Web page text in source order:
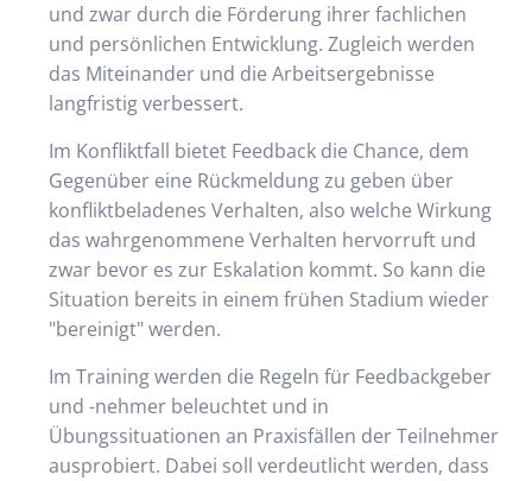
und zwar durch die Förderung ihrer fachlichen
und persönlichen Entwicklung. Zugleich werden
das Miteinander und die Arbeitsergebnisse
langfristig verbessert.
Im Konfliktfall bietet Feedback die Chance, dem
Gegenüber eine Rückmeldung zu geben über
konfliktbeladenes Verhalten, also welche Wirkung
das wahrgenommene Verhalten hervorruft und
zwar bevor es zur Eskalation kommt. So kann die
Situation bereits in einem frühen Stadium wieder
"bereinigt" werden.
Im Training werden die Regeln für Feedbackgeber
und -nehmer beleuchtet und in
Übungssituationen an Praxisfällen der Teilnehmer
ausprobiert. Dabei soll verdeutlicht werden, dass